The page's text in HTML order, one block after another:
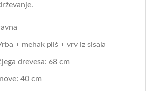
+ mehak pliš + vrv iz sisala
drevesa: 68 cm
40 cm